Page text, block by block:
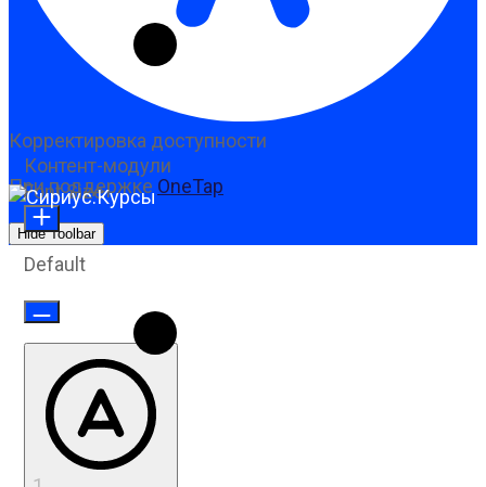
Корректировка доступности
При поддержке OneTap
Hide Toolbar
Контент-модули
Font Size
Default